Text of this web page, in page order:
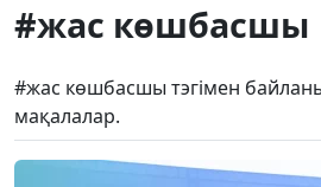
#жас көшбасшы
#жас көшбасшы тэгімен
мақалалар.